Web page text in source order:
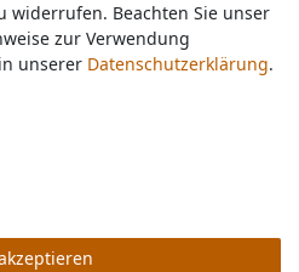
5 Verkaufs- und 3 Bewertungsplattformen
widerrufen. Beachten Sie unser
zur Verwendung
unserer Daten­schutz­erklärung.
widerrufen. Beachten Sie unser
zur Verwendung
unserer Daten­schutz­erklärung.